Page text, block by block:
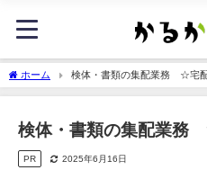
ホーム 検体・書類の集配業務 ☆宅配
検体・書類の集配業務
PR 2025年6月16日